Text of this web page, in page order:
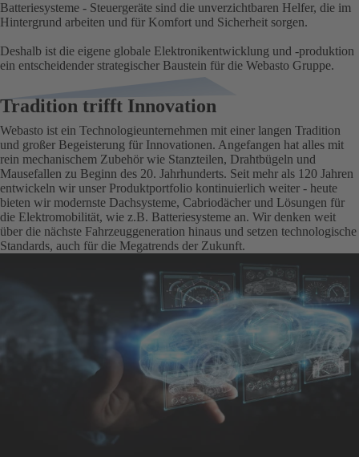
Batteriesysteme - Steuergeräte sind die unverzichtbaren Helfer, die im
Hintergrund arbeiten und für Komfort und Sicherheit sorgen.
Deshalb ist die eigene globale Elektronikentwicklung und -produktion
ein entscheidender strategischer Baustein für die Webasto Gruppe.
Tradition trifft Innovation
Webasto ist ein Technologieunternehmen mit einer langen Tradition
und großer Begeisterung für Innovationen. Angefangen hat alles mit
rein mechanischem Zubehör wie Stanzteilen, Drahtbügeln und
Mausefallen zu Beginn des 20. Jahrhunderts. Seit mehr als 120 Jahren
entwickeln wir unser Produktportfolio kontinuierlich weiter - heute
bieten wir modernste Dachsysteme, Cabriodächer und Lösungen für
die Elektromobilität, wie z.B. Batteriesysteme an. Wir denken weit
über die nächste Fahrzeuggeneration hinaus und setzen technologische
Standards, auch für die Megatrends der Zukunft.